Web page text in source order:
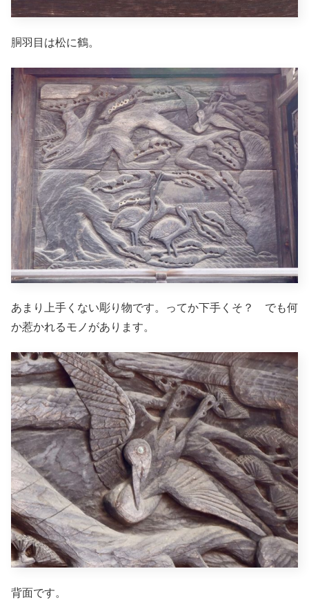
胴羽目は松に鶴。
あまり上手くない彫り物です。ってか下手くそ？ でも何
か惹かれるモノがあります。
背面です。